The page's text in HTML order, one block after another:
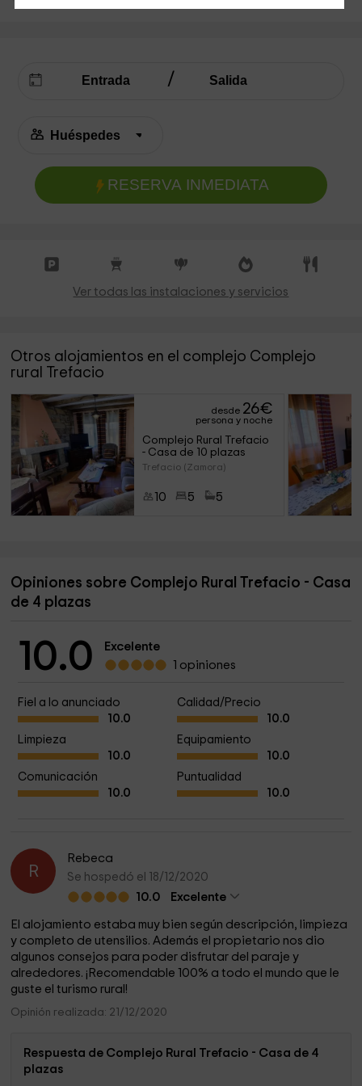
RESERVA INMEDIATA
Ver todas las instalaciones y servicios
Otros alojamientos en el complejo Complejo
rural Trefacio
desde 26€
persona y noche
Complejo Rural Trefacio
- Casa de 10 plazas
Trefacio (Zamora)
10 5 5
Opiniones sobre Complejo Rural Trefacio - Casa
de 4 plazas
10.0
Excelente
1 opiniones
Fiel a lo anunciado
10.0
Calidad/Precio
10.0
Limpieza
10.0
Equipamiento
10.0
Comunicación
10.0
Puntualidad
10.0
R
Rebeca
Se hospedó el 18/12/2020
10.0
Excelente
El alojamiento estaba muy bien según descripción, limpieza
y completo de utensilios. Además el propietario nos dio
algunos consejos para poder disfrutar del paraje y
alrededores. ¡Recomendable 100% a todo el mundo que le
guste el turismo rural!
Opinión realizada: 21/12/2020
Respuesta de Complejo Rural Trefacio - Casa de 4
plazas